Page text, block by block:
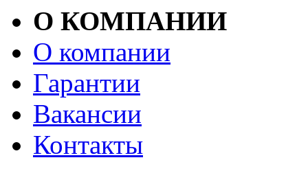
О КОМПАНИИ
О компании
Гарантии
Вакансии
Контакты